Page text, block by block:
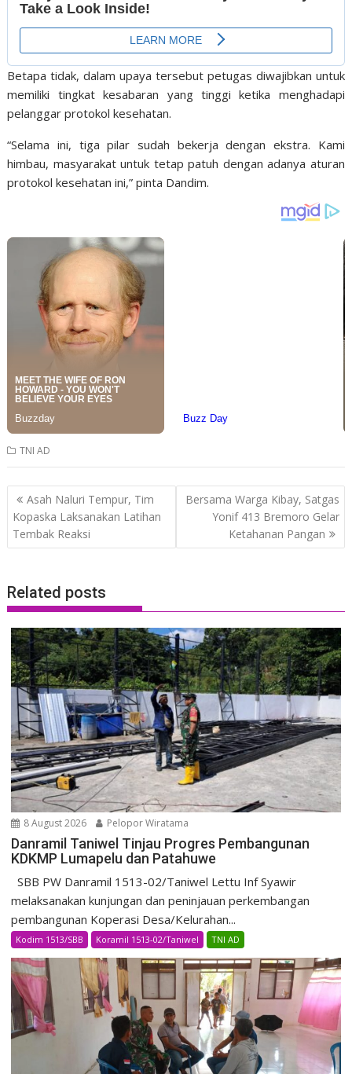
Betapa tidak, dalam upaya tersebut petugas diwajibkan untuk
memiliki tingkat kesabaran yang tinggi ketika menghadapi
pelanggar protokol kesehatan.
“Selama ini, tiga pilar sudah bekerja dengan ekstra. Kami
himbau, masyarakat untuk tetap patuh dengan adanya aturan
protokol kesehatan ini,” pinta Dandim.
TNI AD
Post
navigation
Asah Naluri Tempur, Tim
Kopaska Laksanakan Latihan
Tembak Reaksi
Bersama Warga Kibay, Satgas
Yonif 413 Bremoro Gelar
Ketahanan Pangan
Related posts
8 August 2026 Pelopor Wiratama
Danramil Taniwel Tinjau Progres Pembangunan
KDKMP Lumapelu dan Patahuwe
SBB PW Danramil 1513-02/Taniwel Lettu Inf Syawir
melaksanakan kunjungan dan peninjauan perkembangan
pembangunan Koperasi Desa/Kelurahan...
Kodim 1513/SBB Koramil 1513-02/Taniwel TNI AD